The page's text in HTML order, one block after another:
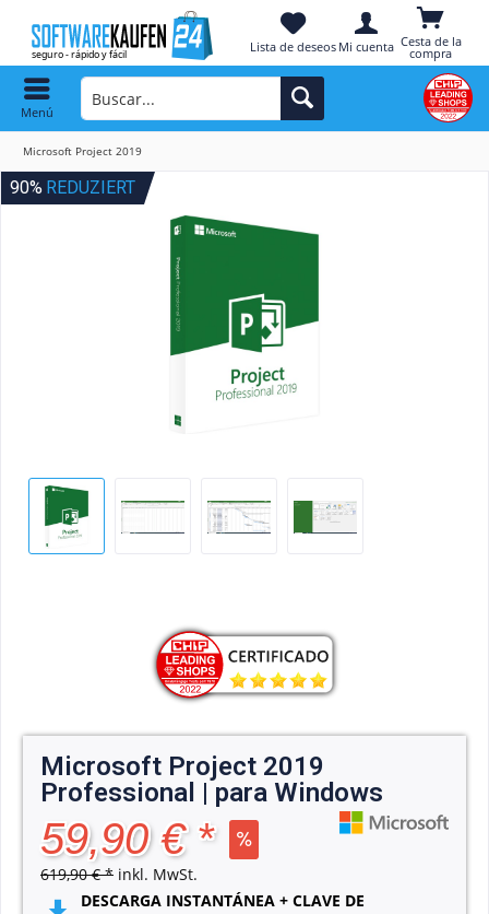
Cesta de la
compra
Lista de deseos Mi cuenta
Menú
Microsoft Project 2019
90% REDUZIERT
Microsoft Project 2019
Professional | para Windows
59,90 € *
619,90 € * inkl. MwSt.
DESCARGA INSTANTÁNEA + CLAVE DE